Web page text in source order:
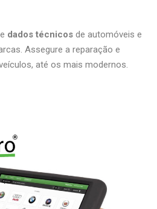
dados técnicos de automóveis e
Assegure a reparação e
até os mais modernos.